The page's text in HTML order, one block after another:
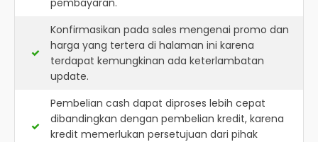
pembayaran.
Konfirmasikan pada sales mengenai promo dan
harga yang tertera di halaman ini karena
terdapat kemungkinan ada keterlambatan
update.
Pembelian cash dapat diproses lebih cepat
dibandingkan dengan pembelian kredit, karena
kredit memerlukan persetujuan dari pihak